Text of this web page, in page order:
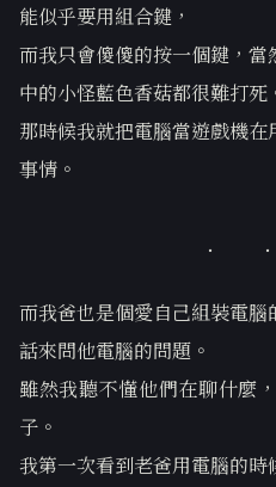
能似乎要用組合鍵，
而我只會傻傻的按一個鍵，
中的小怪藍色香菇都很難打死
那時候我就把電腦當遊戲機
事情。
而我爸也是個愛自己組裝電
話來問他電腦的問題。
雖然我聽不懂他們在聊什麼
子。
我第一次看到老爸用電腦的